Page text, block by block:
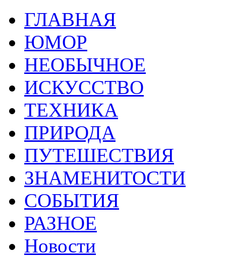
ГЛАВНАЯ
ЮМОР
НЕОБЫЧНОЕ
ИСКУССТВО
ТЕХНИКА
ПРИРОДА
ПУТЕШЕСТВИЯ
ЗНАМЕНИТОСТИ
СОБЫТИЯ
РАЗНОЕ
Новости